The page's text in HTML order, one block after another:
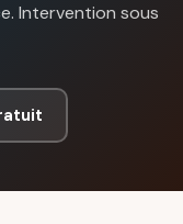
Intervention sous